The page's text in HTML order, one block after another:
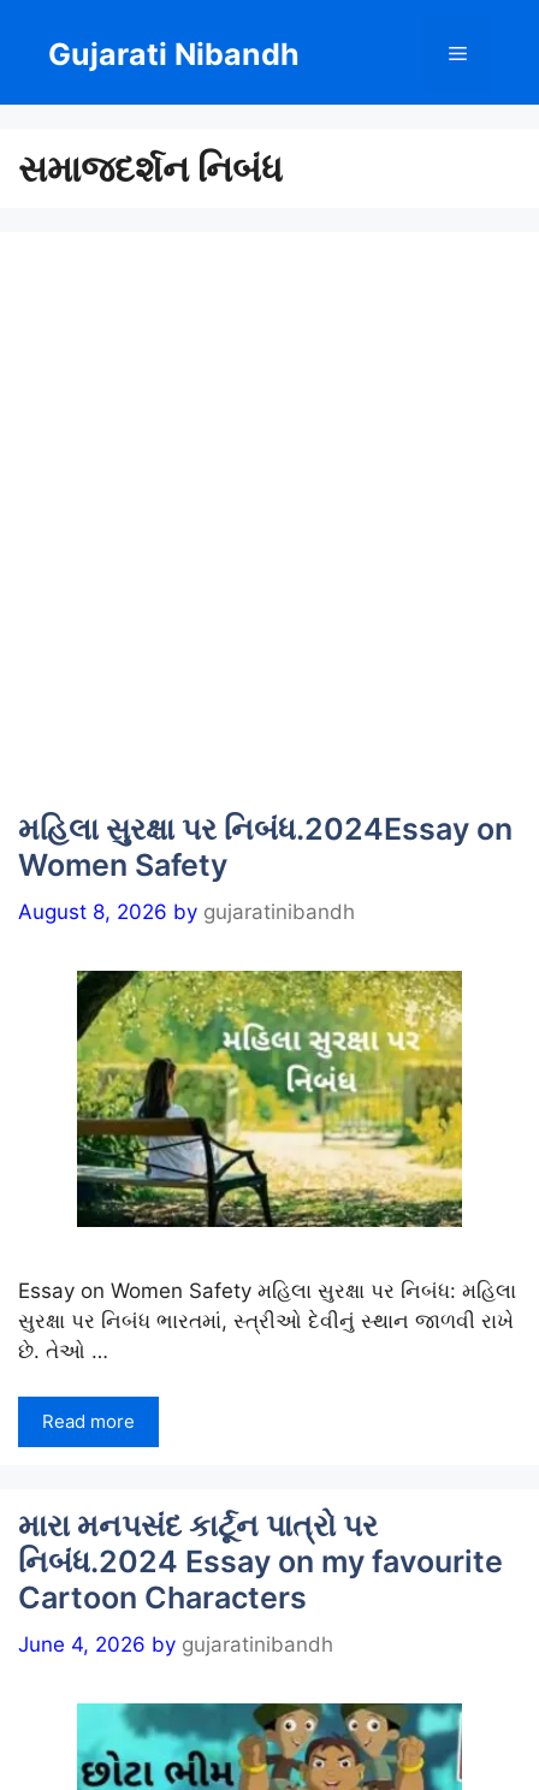
content
Gujarati Nibandh Menu
સમાજદર્શન નિબંધ
મહિલા સુરક્ષા પર નિબંધ.2024Essay on
Women Safety
August 8, 2026 by gujaratinibandh
Essay on Women Safety મહિલા સુરક્ષા પર નિબંધ: મહિલા
સુરક્ષા પર નિબંધ ભારતમાં, સ્ત્રીઓ દેવીનું સ્થાન જાળવી રાખે
છે. તેઓ …
Read more
મારા મનપસંદ કાર્ટૂન પાત્રો પર
નિબંધ.2024 Essay on my favourite
Cartoon Characters
June 4, 2026 by gujaratinibandh